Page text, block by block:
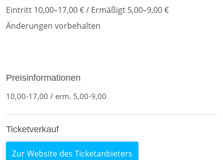
Eintritt 10,00–17,00 € / Ermäßigt 5,00–9,00 €
Änderungen vorbehalten
Preisinformationen
10,00-17,00 / erm. 5,00-9,00
Ticketverkauf
Zur Website des Ticketanbieters